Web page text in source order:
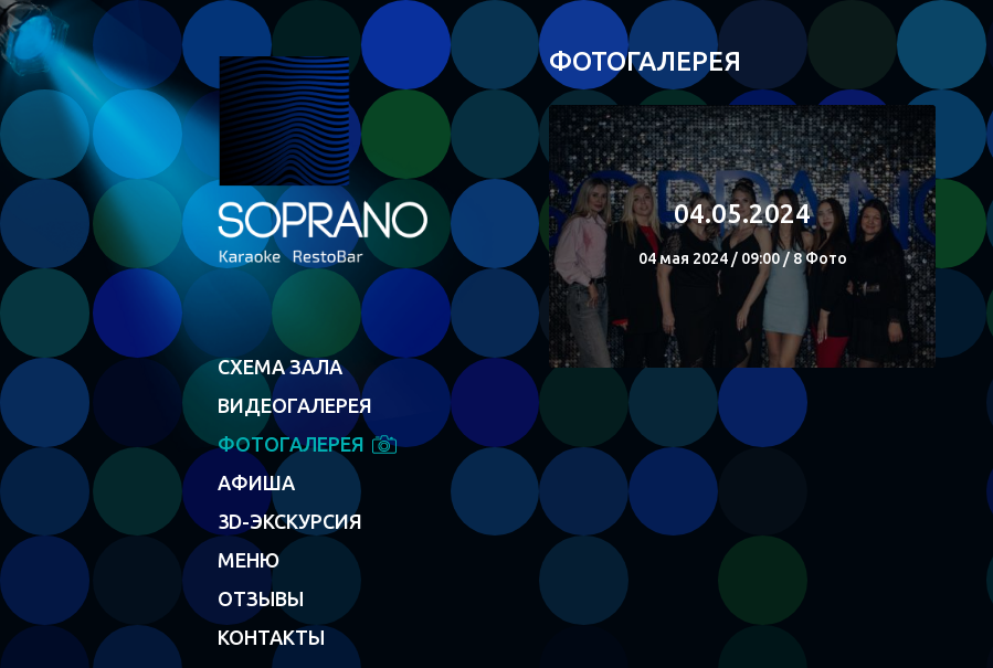
СХЕМА ЗАЛА
ВИДЕОГАЛЕРЕЯ
ФОТОГАЛЕРЕЯ
АФИША
3D-ЭКСКУРСИЯ
МЕНЮ
ОТЗЫВЫ
КОНТАКТЫ
ФОТОГАЛЕРЕЯ
04.05.2024
04 мая 2024 / 09:00 / 8 Фото
СМОТРЕТЬ
Поделиться